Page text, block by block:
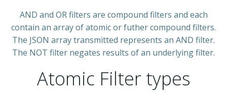
AND and OR filters are compound filters and each
contain an array of atomic or futher compound filters.
The JSON array transmitted represents an AND filter.
The NOT filter negates results of an underlying filter.
Atomic Filter types